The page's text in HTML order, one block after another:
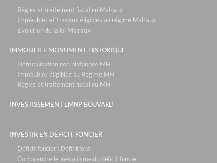
Règles et traitement fiscal en Malraux
Immeubles et travaux éligibles au régime Malraux
Evolution de la loi Malraux
IMMOBILIER MONUMENT HISTORIQUE
Défiscalisation non plafonnée MH
Immeubles éligibles au Régime MH
Règles et traitement fiscal du MH
INVESTISSEMENT LMNP BOUVARD
INVESTIR EN DÉFICIT FONCIER
Déficit foncier : Définitions
Comprendre le mécanisme du déficit foncier